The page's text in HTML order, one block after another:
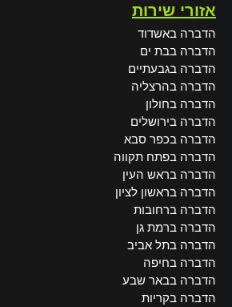
אזורי שירות
הדברה באשדוד
הדברה בבת ים
הדברה בגבעתיים
הדברה בהרצליה
הדברה בחולון
הדברה בירושלים
הדברה בכפר סבא
הדברה בפתח תקווה
הדברה בראש העין
הדברה בראשון לציון
הדברה ברחובות
הדברה ברמת גן
הדברה בתל אביב
הדברה בחיפה
הדברה בבאר שבע
הדברה בקריות